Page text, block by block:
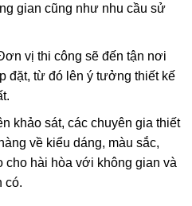
gian cũng như nhu cầu sử
vị thi công sẽ đến tận nơi
đặt, từ đó lên ý tưởng thiết kế
khảo sát, các chuyên gia thiết
về kiểu dáng, màu sắc,
cho hài hòa với không gian và
có.